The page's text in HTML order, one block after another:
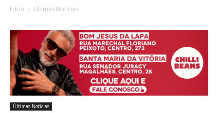
Início Últimas Notícias
Últimas Notícias